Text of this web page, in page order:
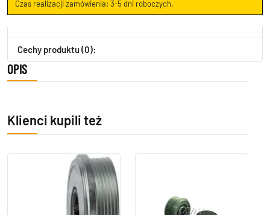
Czas realizacji zamówienia: 3-5 dni roboczych.
Cechy produktu (0):
OPIS
Klienci kupili też